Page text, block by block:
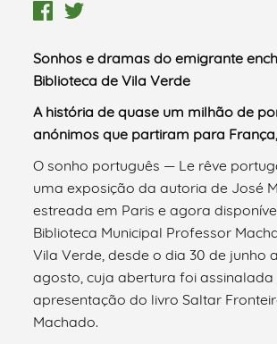
Sonhos e dramas do emigrante
Biblioteca de Vila Verde
A história de quase um milhão de
anónimos que partiram para
O sonho português — Le rêve
uma exposição da autoria de José
estreada em Paris e agora
Biblioteca Municipal Professor
Vila Verde, desde o dia 30 de junho
agosto, cuja abertura foi assinalada
apresentação do livro Saltar
Machado.